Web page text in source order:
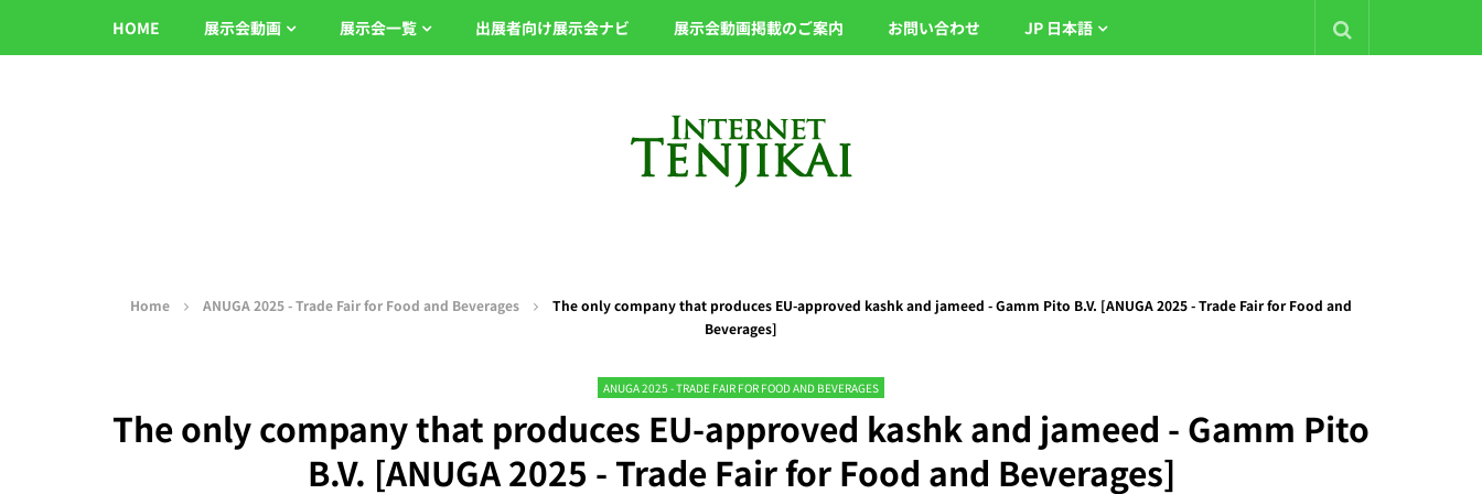
HOME 展示会動画 展示会一覧 出展者向け展示会ナビ 展示会動画掲載のご案内 お問い合わせ JP 日本語
Home ANUGA 2025 - Trade Fair for Food and Beverages
The only company that produces EU-approved kashk and jameed - Gamm Pito B.V. [ANUGA 2025 - Trade Fair for Food and
Beverages]
ANUGA 2025 - TRADE FAIR FOR FOOD AND BEVERAGES
The only company that produces EU-approved kashk and jameed - Gamm Pito
B.V. [ANUGA 2025 - Trade Fair for Food and Beverages]